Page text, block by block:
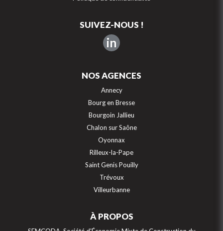
SUIVEZ-NOUS !
in
NOS AGENCES
Annecy
Bourg en Bresse
Bourgoin Jallieu
Chalon sur Saône
Oyonnax
Rilleux-la-Pape
Saint Genis Pouilly
Trévoux
Villeurbanne
À PROPOS